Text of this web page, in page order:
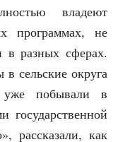
владеют
программах, не
в разных сферах.
сельские округа
побывали в
государственной
рассказали, как